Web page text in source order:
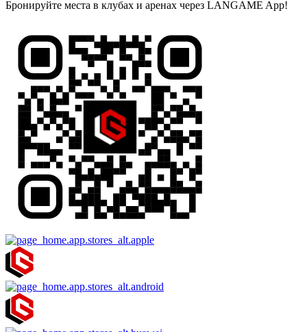
Бронируйте места в клубах и аренах через LANGAME App!